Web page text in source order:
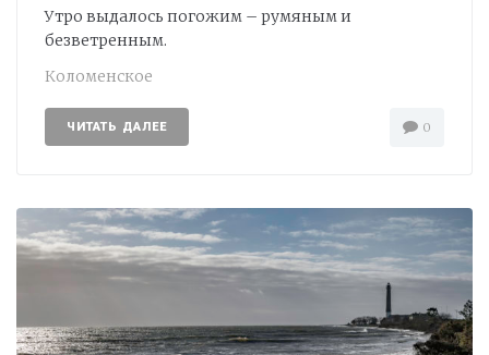
Утро выдалось погожим – румяным и
безветренным.
Коломенское
ЧИТАТЬ ДАЛЕЕ 0